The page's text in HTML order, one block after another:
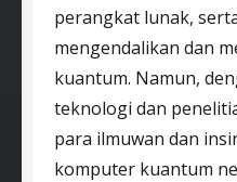
perangkat lunak,
mengendalikan dan
kuantum. Namun,
teknologi dan
para ilmuwan dan
komputer kuantum